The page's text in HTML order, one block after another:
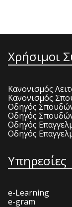
Χρήσιμοι
Κανονισμός
Κανονισμός
Οδηγός
Οδηγός
Οδηγός
Οδηγός
Υπηρεσίες
e-Learning
e-gram